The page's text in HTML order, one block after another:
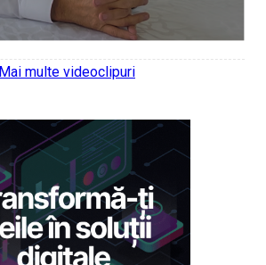
Mai multe videoclipuri